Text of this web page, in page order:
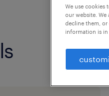
We use cookies
our website. We
decline them,
information is